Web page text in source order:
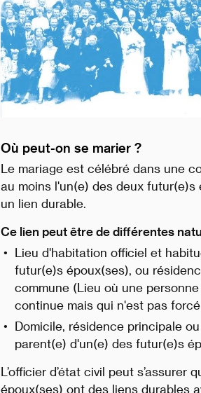
Où peut-on se marier ?
Le mariage est célébré dans une
au moins l'un(e) des deux
un lien durable.
Ce lien peut être de différentes
Lieu d'habitation officiel et
futur(e)s époux(ses), ou
commune (Lieu où une
continue mais qui n'est pas
Domicile, résidence principale
parent(e) d'un(e) des futur(e)s
L’officier d’état civil peut s’assurer
époux(ses) ont des liens durables